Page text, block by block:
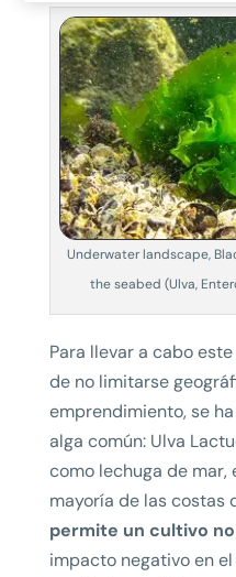
Underwater landscape,
the seabed (Ulva,
Para llevar a cabo
de no limitarse
emprendimiento, se
alga común: Ulva
como lechuga de mar,
mayoría de las costas
permite un cultivo
impacto negativo en